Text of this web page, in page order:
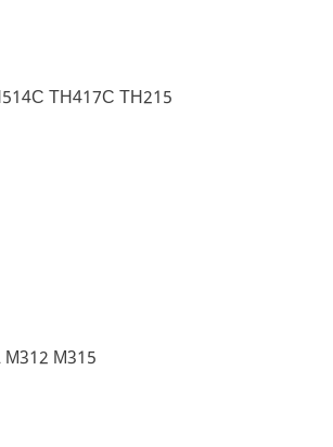
TH417C TH215
M315